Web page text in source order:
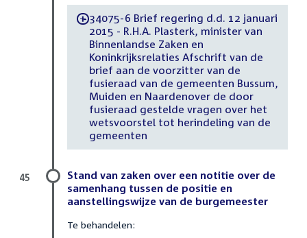
-34075-6 Brief regering d.d. 12 januari
2015 - R.H.A. Plasterk, minister van
Binnenlandse Zaken en
Koninkrijksrelaties Afschrift van de
brief aan de voorzitter van de
fusieraad van de gemeenten Bussum,
Muiden en Naardenover de door
fusieraad gestelde vragen over het
wetsvoorstel tot herindeling van de
gemeenten
Stand van zaken over een notitie over de
samenhang tussen de positie en
aanstellingswijze van de burgemeester
Te behandelen:
45